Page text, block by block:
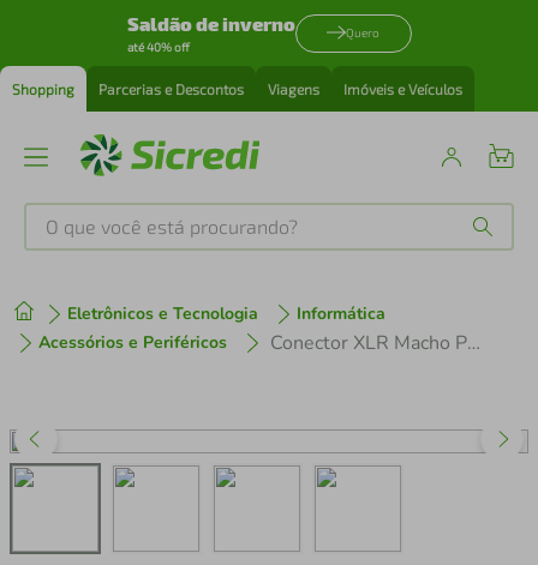
Saldão de inverno
até 40% off
Quero
Shopping Parcerias e Descontos Viagens Imóveis e Veículos
O que você está procurando?
Eletrônicos e Tecnologia
Informática
Acessórios e Periféricos
Conector XLR Macho Painel 3 Pólos Niquelado HX049M Preto HYXPCT / 2
1º tenis
3º perfume